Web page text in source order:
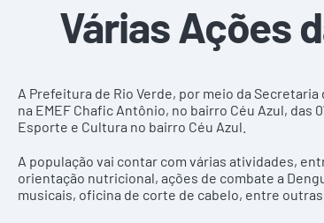
Várias Ações
A Prefeitura de Rio Verde, por meio da
na EMEF Chafic Antônio, no bairro Céu Azul, das
Esporte e Cultura no bairro Céu Azul.
A população vai contar com várias atividades,
orientação nutricional, ações de combate a
musicais, oficina de corte de cabelo, entre outras.